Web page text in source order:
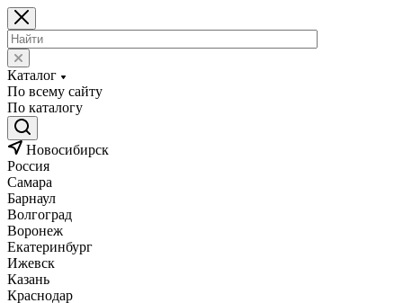
Каталог
По всему сайту
По каталогу
Новосибирск
Россия
Самара
Барнаул
Волгоград
Воронеж
Екатеринбург
Ижевск
Казань
Краснодар